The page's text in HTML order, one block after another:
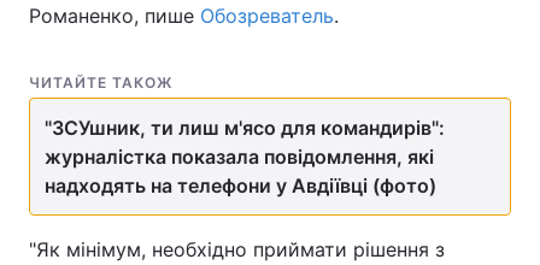
Романенко, пише Обозреватель.
ЧИТАЙТЕ ТАКОЖ
"ЗСУшник, ти лиш м'ясо для командирів":
журналістка показала повідомлення, які
надходять на телефони у Авдіївці (фото)
"Як мінімум, необхідно приймати рішення з